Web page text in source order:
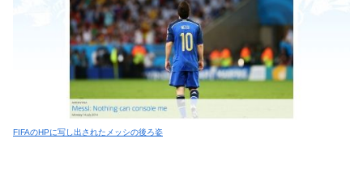
FIFAのHPに写し出されたメッシの後ろ姿